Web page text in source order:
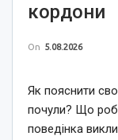
кордони
On 5.08.2026
Як пояснити
почули? Що
поведінка